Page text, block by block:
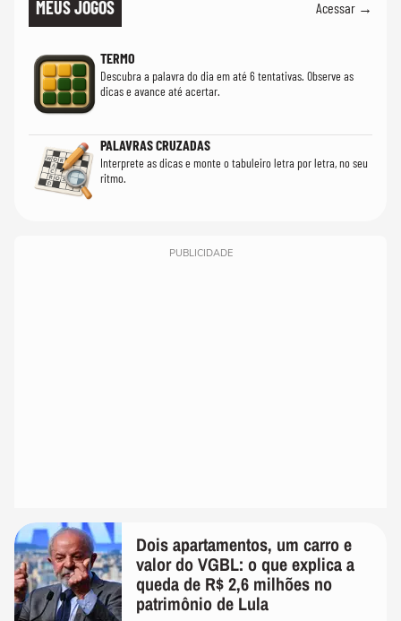
MEUS JOGOS Acessar →
TERMO
Descubra a palavra do dia em até 6 tentativas. Observe as
dicas e avance até acertar.
PALAVRAS CRUZADAS
Interprete as dicas e monte o tabuleiro letra por letra, no seu
ritmo.
PUBLICIDADE
Dois apartamentos, um carro e
valor do VGBL: o que explica a
queda de R$ 2,6 milhões no
patrimônio de Lula